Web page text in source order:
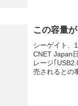
この容量
シーゲイト、
CNET Japan
レージ｢
売されるとの